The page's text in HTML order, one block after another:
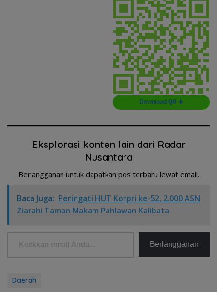
Download QR 🠋
Eksplorasi konten lain dari Radar
Nusantara
Berlangganan untuk dapatkan pos terbaru lewat email.
Baca Juga: Peringati HUT Korpri ke-52, 2.000 ASN
Ziarahi Taman Makam Pahlawan Kalibata
Ketikkan email Anda...
Berlangganan
Daerah